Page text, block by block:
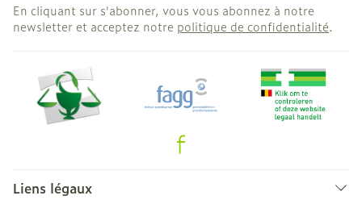
En cliquant sur s'abonner, vous vous abonnez à notre
newsletter et acceptez notre politique de confidentialité.
Liens légaux